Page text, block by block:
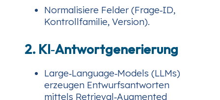
Normalisiere Felder (Frage‑ID,
Kontrollfamilie, Version).
2. KI‑Antwortgenerierung
Large‑Language‑Models (LLMs)
erzeugen Entwurfsantworten
mittels Retrieval‑Augmented